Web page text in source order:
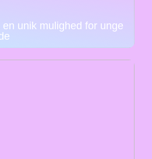
unik mulighed for unge